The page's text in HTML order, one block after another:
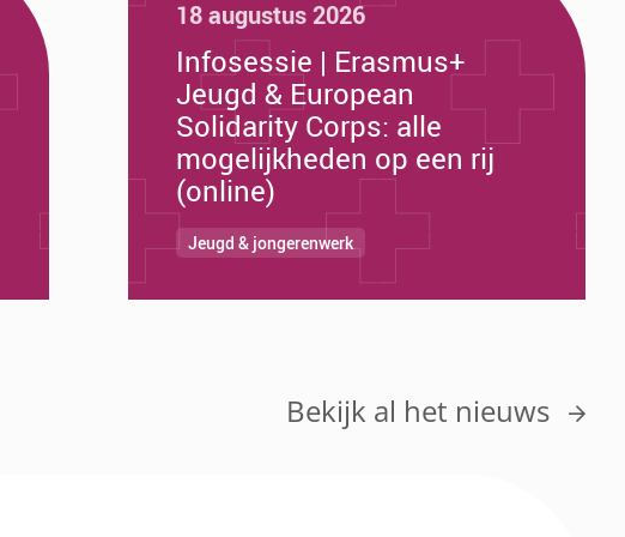
18 augustus 2026
Infosessie | Erasmus+
Jeugd & European
Solidarity Corps: alle
mogelijkheden op een rij
(online)
Jeugd & jongerenwerk
Bekijk al het nieuws